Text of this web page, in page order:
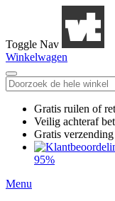
Toggle Nav
Winkelwagen
Gratis ruilen of
Veilig achteraf
Gratis verzending
95%
Menu